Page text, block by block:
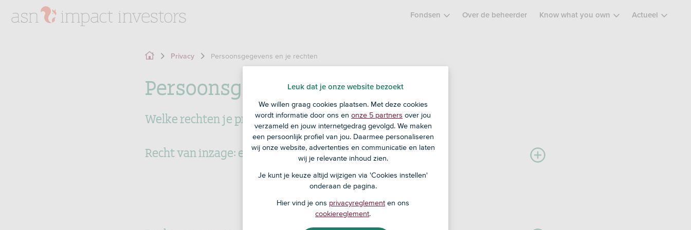
Fondsen Over de beheerder Know what you own Actueel
Privacy Persoonsgegevens en je rechten
Persoonsgegevens en je rechten
Welke rechten je precies hebt, leggen we hier uit.
Recht van inzage: een overzicht van je persoonsgegevens
Leuk dat je onze website bezoekt
We willen graag cookies plaatsen. Met deze cookies
wordt informatie door ons en onze 5 partners over jou
verzameld en jouw internetgedrag gevolgd. We maken
een persoonlijk profiel van jou. Daarmee personaliseren
wij onze website, advertenties en communicatie en laten
wij je relevante inhoud zien.
Je kunt je keuze altijd wijzigen via 'Cookies instellen'
onderaan de pagina.
Hier vind je ons privacyreglement en ons
cookiereglement.